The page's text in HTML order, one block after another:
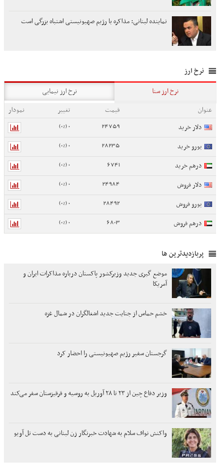
نماینده لبنانی: مذاکره با رژیم صهیونیستی اشتباه بزرگی است
نرخ ارز
نرخ ارز سنا
نرخ ارز نیمایی
عنوان
قیمت تغییر
نمودار
دلار خرید
24759
0 (0%)
یورو خرید 28235
0 (0%)
درهم خرید 6741
0 (0%)
دلار فروش 24984
0 (0%)
یورو فروش 28492
0 (0%)
درهم فروش 6803
0 (0%)
پربازدیدترین ها
موضع گیری جدید وزیرکشور پاکستان درباره مذاکرات ایران و
آمریکا
خشم حماس از جنایت جدید اشغالگران در شمال غزه
گرجستان سفیر رژیم صهیونیستی را احضار کرد
وزیر دفاع چین از ۲۳ تا ۲۸ آوریل به روسیه و قرقیزستان سفر می‌کند
واکنش نواف سلام به شهادت خبرنگار زن لبنانی به دست تل آویو